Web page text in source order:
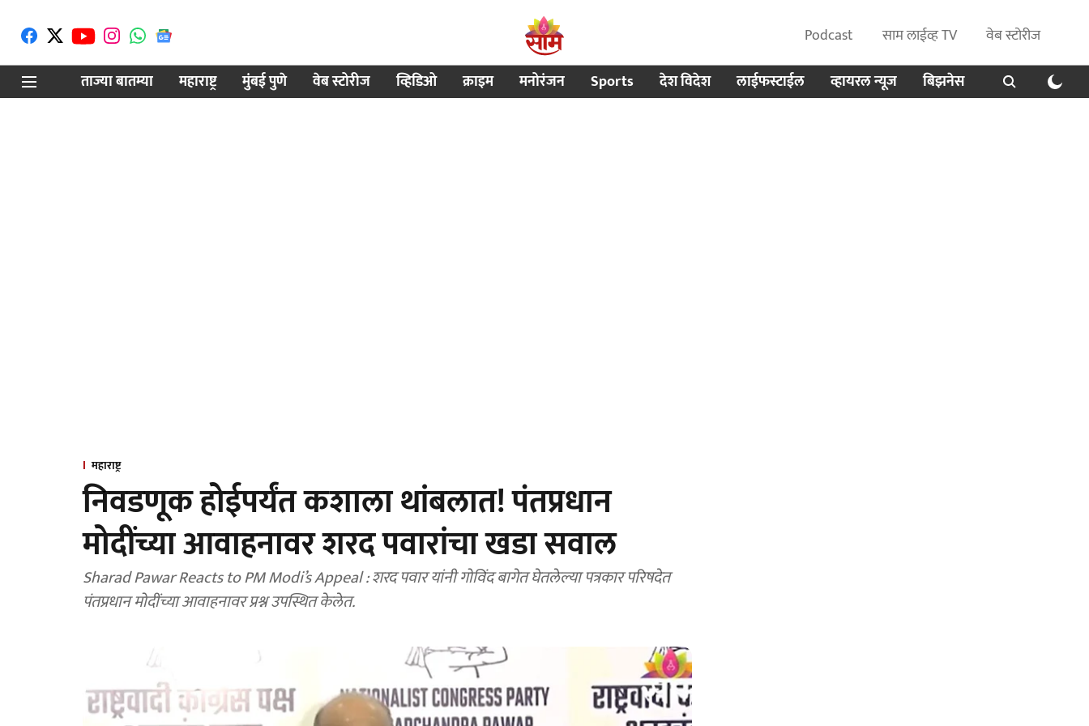
Podcast साम लाईव्ह TV
वेब स्टोरीज
ताज्या बातम्या
महाराष्ट्र मुंबई पुणे वेब स्टोरीज व्हिडिओ क्राइम मनोरंजन Sports देश विदेश लाईफस्टाईल व्हायरल न्यूज बिझनेस
महाराष्ट्र
निवडणूक होईपर्यंत कशाला थांबलात! पंतप्रधान
मोदींच्या आवाहनावर शरद पवारांचा खडा सवाल
Sharad Pawar Reacts to PM Modi’s Appeal : शरद पवार यांनी गोविंद बागेत घेतलेल्या पत्रकार परिषदेत
पंतप्रधान मोदींच्या आवाहनावर प्रश्न उपस्थित केलेत.